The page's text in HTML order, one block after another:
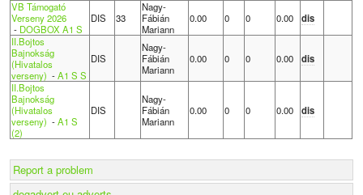
VB Támogató
Verseny 2026
- DOGBOX A1 S
DIS 33
Nagy-
Fábián
Mariann
0.00 0 0 0.00
dis
II.Bojtos
Bajnokság
(Hivatalos
verseny) -A1 S S
DIS
Nagy-
Fábián
Mariann
0.00 0 0 0.00 dis
II.Bojtos
Bajnokság
(Hivatalos
verseny) -A1 S
(2)
DIS
Nagy-
Fábián
Mariann
0.00 0 0 0.00 dis
Report a problem